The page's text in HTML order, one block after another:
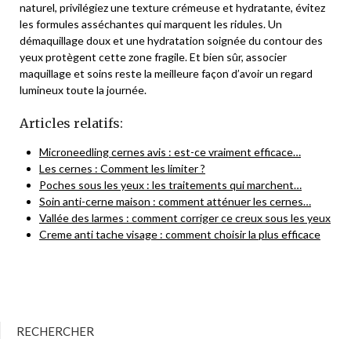
naturel, privilégiez une texture crémeuse et hydratante, évitez
les formules asséchantes qui marquent les ridules. Un
démaquillage doux et une hydratation soignée du contour des
yeux protègent cette zone fragile. Et bien sûr, associer
maquillage et soins reste la meilleure façon d’avoir un regard
lumineux toute la journée.
Articles relatifs:
Microneedling cernes avis : est-ce vraiment efficace…
Les cernes : Comment les limiter ?
Poches sous les yeux : les traitements qui marchent…
Soin anti-cerne maison : comment atténuer les cernes…
Vallée des larmes : comment corriger ce creux sous les yeux
Creme anti tache visage : comment choisir la plus efficace
RECHERCHER